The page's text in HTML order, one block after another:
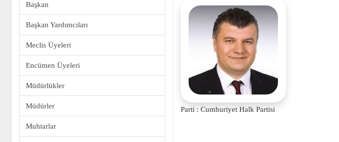
Başkan
Başkan Yardımcıları
Meclis Üyeleri
Encümen Üyeleri
Müdürlükler
Müdürler
Muhtarlar
Parti : Cumhuriyet Halk Partisi